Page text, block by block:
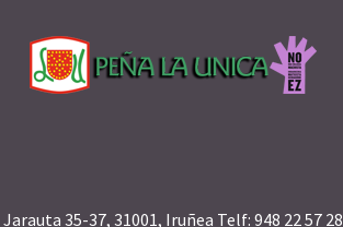
Jarauta 35-37, 31001, Iruñea Telf: 948 22 57 28